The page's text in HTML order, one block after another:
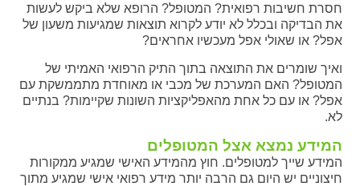
חסרת חשיבות רפואית? המטופל? הרופא שלא ביקש לעשות
את הבדיקה ובכלל לא יודע לקרוא תוצאות שמגיעות משעון של
אפל? או שאולי אפל מעכשיו אחראים?
ואיך שומרים את התוצאה בתוך התיק הרפואי האמיתי של
המטופל? האם המערכת של מכבי או מאוחדת מתממשקת עם
אפל? או עם כל אחת מהאפליקציות השונות שקיימות? בנתיים
לא.
המידע נמצא אצל המטופלים
המידע שייך למטופלים. חוץ מהמידע האישי שמגיע ממקורות
חיצוניים יש היום גם הרבה יותר מידע רפואי אישי שמגיע מתוך